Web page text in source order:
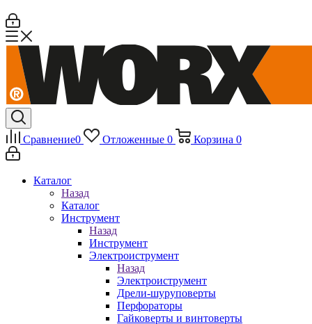
Сравнение0 Отложенные 0 Корзина 0
Каталог
Назад
Каталог
Инструмент
Назад
Инструмент
Электроиструмент
Назад
Электроиструмент
Дрели-шуруповерты
Перфораторы
Гайковерты и винтоверты